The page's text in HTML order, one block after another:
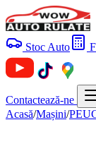
Stoc Auto
Contactează-ne
Acasă/Mașini/